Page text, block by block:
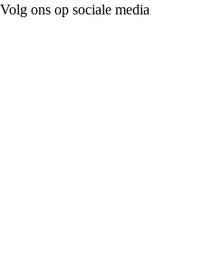
Volg ons op sociale media